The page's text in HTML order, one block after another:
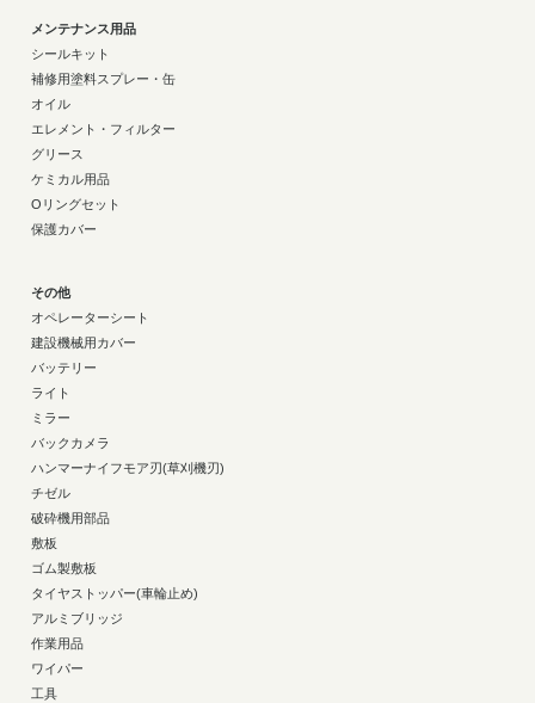
メンテナンス用品
シールキット
補修用塗料スプレー・缶
オイル
エレメント・フィルター
グリース
ケミカル用品
Oリングセット
保護カバー
その他
オペレーターシート
建設機械用カバー
バッテリー
ライト
ミラー
バックカメラ
ハンマーナイフモア刃(草刈機刃)
チゼル
破砕機用部品
敷板
ゴム製敷板
タイヤストッパー(車輪止め)
アルミブリッジ
作業用品
ワイパー
工具